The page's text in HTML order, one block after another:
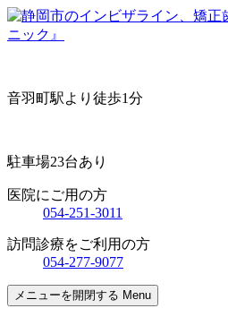
音羽町駅より徒歩1分
駐車場23台あり
医院にご用の方
054-251-3011
訪問診療をご利用の方
054-277-9077
メニューを開閉する Menu